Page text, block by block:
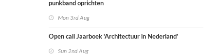
punkband oprichten
Mon 3rd Aug
Open call Jaarboek ‘Architectuur in Nederland’
Sun 2nd Aug